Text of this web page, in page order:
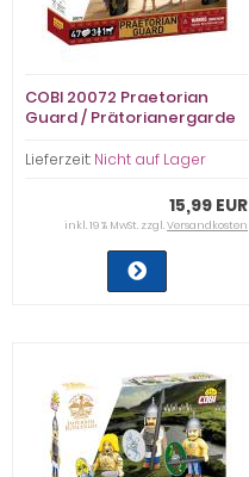
COBI 20072 Praetorian
Guard / Prätorianergarde
Lieferzeit: Nicht auf Lager
15,99 EUR
inkl. 19 % MwSt. zzgl.Versandkosten